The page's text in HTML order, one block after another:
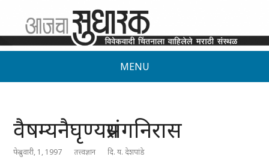
MENU
वैषम्यनैघृण्यप्रसंगनिरास
फेब्रुवारी, 1, 1997 तत्त्वज्ञान दि. य. देशपांडे